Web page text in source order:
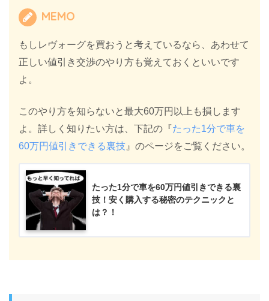
MEMO
もしレヴォーグを買おうと考えているなら、あわせて
正しい値引き交渉のやり方も覚えておくといいです
よ。
このやり方を知らないと最大60万円以上も損します
よ。詳しく知りたい方は、下記の『たった1分で車を
60万円値引きできる裏技 』のページをご覧ください。
たった1分で車を60万円値引きできる裏
技！安く購入する秘密のテクニックと
は？！